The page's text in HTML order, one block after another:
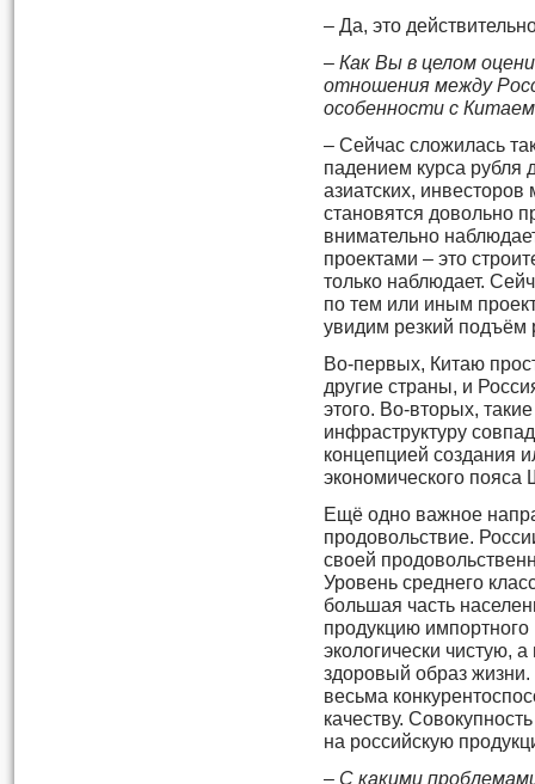
– Да, это
– Как Вы в целом
отношения между
особенности с
– Сейчас сложилась
падением курса рубля
азиатских,
становятся довольно
внимательно
проектами – это
только наблюдает.
по тем или иным
увидим резкий подъём
Во-первых, Китаю
другие страны, и
этого. Во-вторых,
инфраструктуру
концепцией создания
экономического пояса
Ещё одно важное
продовольствие.
своей
Уровень среднего
большая часть
продукцию импортного
экологически чистую,
здоровый образ
весьма
качеству.
на российскую
– С какими